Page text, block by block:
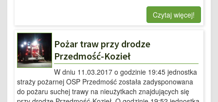
Czytaj więcej!
Pożar traw przy drodze
Przedmość-Kozieł
W dniu 11.03.2017 o godzinie 19:45 jednostka
straży pożarnej OSP Przedmość została zadysponowana
do pożaru suchej trawy na nieużytkach znajdujących się